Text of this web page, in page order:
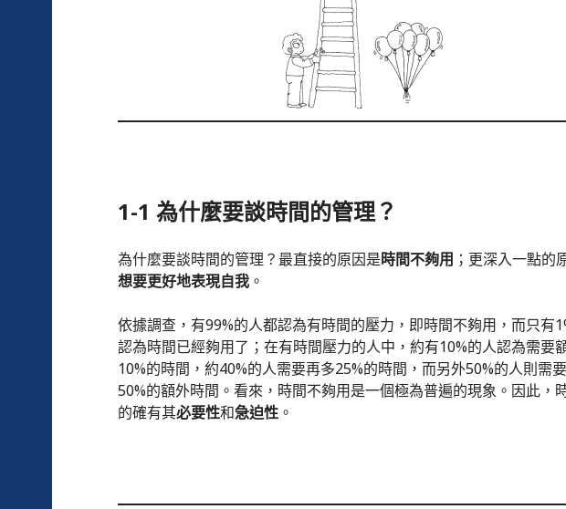
1-1 為什麼要談時間的管理？
為什麼要談時間的管理？最直接的原因是時間不夠用 ；更深入一點的
想要更好地表現自我 。
依據調查，有99%的人都認為有時間的壓力，即時間不夠用，而只有
認為時間已經夠用了；在有時間壓力的人中，約有10%的人認為需要
10%的時間，約40%的人需要再多25%的時間，而另外50%的人則需
50%的額外時間。看來，時間不夠用是一個極為普遍的現象。因此，
的確有其必要性和急迫性 。